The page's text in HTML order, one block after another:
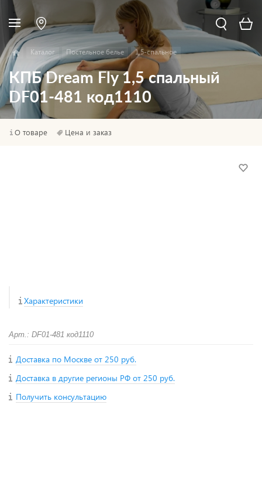
Каталог Постельное белье 1,5-спальное
КПБ Dream Fly 1,5 спальный
DF01-481 код1110
О товаре Цена и заказ
Характеристики
Арт.: DF01-481 код1110
Доставка по Москве от 250 руб.
Доставка в другие регионы РФ от 250 руб.
Получить консультацию